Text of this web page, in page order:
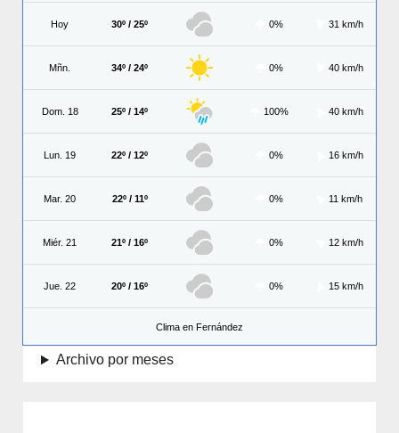
Hoy 30º / 25º 0% 31 km/h
Mñn. 34º / 24º 0% 40 km/h
Dom. 18 25º / 14º 100% 40 km/h
Lun. 19 22º / 12º 0% 16 km/h
Mar. 20 22º / 11º 0% 11 km/h
Miér. 21 21º / 16º 0% 12 km/h
Jue. 22 20º / 16º 0% 15 km/h
Clima en Fernández
Archivo por meses